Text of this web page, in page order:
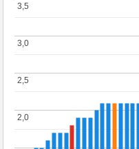
2,0
2,0
2,5
2,5
3,0
3,0
3,5
3,5